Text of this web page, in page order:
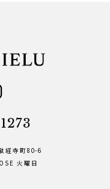
経寺町80-6
火曜日